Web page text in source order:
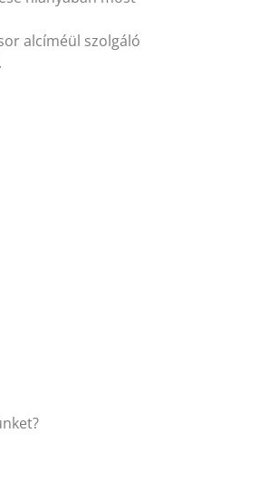
alcíméül szolgáló